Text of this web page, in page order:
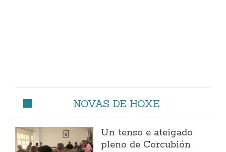
NOVAS DE HOXE
Un tenso e ateigado
pleno de Corcubión